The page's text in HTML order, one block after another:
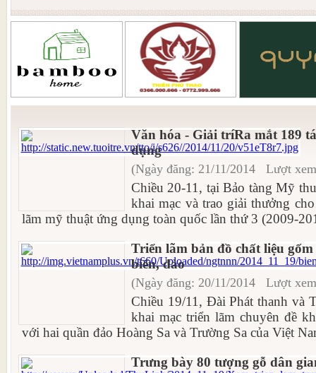
Văn hóa - Giải trí ​Ra mắt 189
dụng
(Ngày đăng: 21/11/2014 Lượt
Chiều 20-11, tại Bảo tàng Mỹ
khai mạc và trao giải thưởng
lãm mỹ thuật ứng dụng toàn quốc lần thứ 3 (2009-
Triển lãm bản đồ chất liệu
biển, đảo
(Ngày đăng: 20/11/2014 Lượt
Chiều 19/11, Đài Phát thanh và
khai mạc triển lãm chuyên đề
với hai quần đảo Hoàng Sa và Trường Sa của Việt
Trưng bày 80 tượng gỗ dân